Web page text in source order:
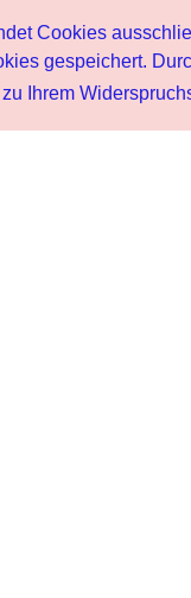
Cookies
gespeichert.
Ihrem